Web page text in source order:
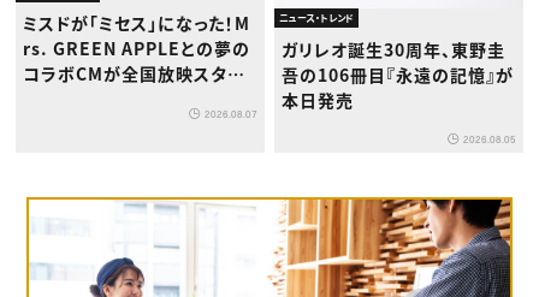
ミスドが「ミセス」になった！M
rs. GREEN APPLEとの夢の
コラボCMが全国放映スター
2026.08.07
ニュース・トレンド
ガリレオ誕生30周年、東野圭
吾の106冊目『永遠の記憶』が
本日発売
2026.08.05